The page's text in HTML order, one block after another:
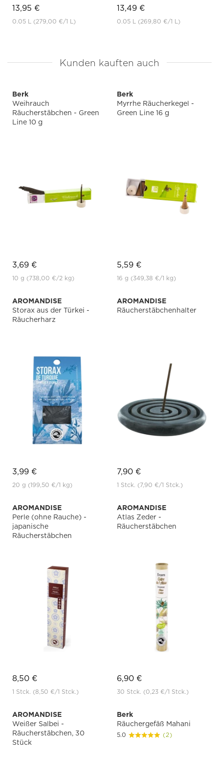
13,95 €
0.05 L (279,00 €/1 L)
13,49 €
0.05 L (269,80 €/1 L)
Kunden kauften auch
Berk
Weihrauch
Räucherstäbchen - Green
Line 10 g
3,69 €
10 g (738,00 €/2 kg)
Berk
Myrrhe Räucherkegel -
Green Line 16 g
5,59 €
16 g (349,38 €/1 kg)
AROMANDISE
Storax aus der Türkei -
Räucherharz
3,99 €
20 g (199,50 €/1 kg)
AROMANDISE
Räucherstäbchenhalter
7,90 €
1 Stck. (7,90 €/1 Stck.)
AROMANDISE
Perle (ohne Rauche) -
japanische
Räucherstäbchen
8,50 €
1 Stck. (8,50 €/1 Stck.)
AROMANDISE
Atlas Zeder -
Räucherstäbchen
6,90 €
30 Stck. (0,23 €/1 Stck.)
AROMANDISE
Weißer Salbei -
Räucherstäbchen, 30
Stück
Berk
Räuchergefäß Mahani
5.0 (2)